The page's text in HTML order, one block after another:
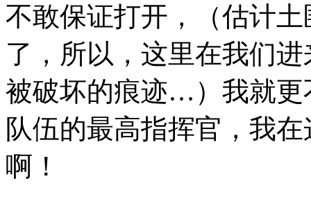
不敢保证打开，（估计
了，所以，这里在我们
被破坏的痕迹…）我就更
队伍的最高指挥官，我
啊！